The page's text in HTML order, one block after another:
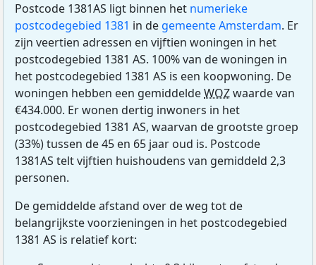
Postcode 1381AS ligt binnen het numerieke
postcodegebied 1381 in de gemeente Amsterdam. Er
zijn veertien adressen en vijftien woningen in het
postcodegebied 1381 AS. 100% van de woningen in
het postcodegebied 1381 AS is een koopwoning. De
woningen hebben een gemiddeldeWOZwaarde van
€434.000. Er wonen dertig inwoners in het
postcodegebied 1381 AS, waarvan de grootste groep
(33%) tussen de 45 en 65 jaar oud is. Postcode
1381AS telt vijftien huishoudens van gemiddeld 2,3
personen.
De gemiddelde afstand over de weg tot de
belangrijkste voorzieningen in het postcodegebied
1381 AS is relatief kort: